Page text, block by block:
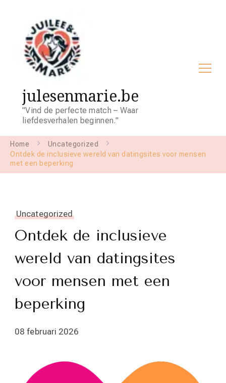
julesenmarie.be
"Vind de perfecte match – Waar
liefdesverhalen beginnen."
Home
Uncategorized
Ontdek de inclusieve wereld van datingsites voor mensen
met een beperking
Uncategorized
Ontdek de inclusieve
wereld van datingsites
voor mensen met een
beperking
08 februari 2026